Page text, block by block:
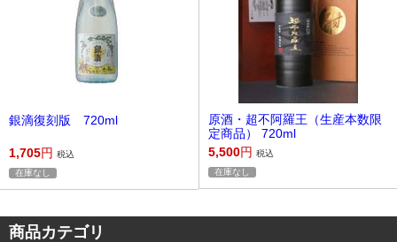
銀滴復刻版 720ml
1,705円 税込
在庫なし
原酒・超不阿羅王（生産本数限
定商品） 720ml
5,500円 税込
在庫なし
商品カテゴリ